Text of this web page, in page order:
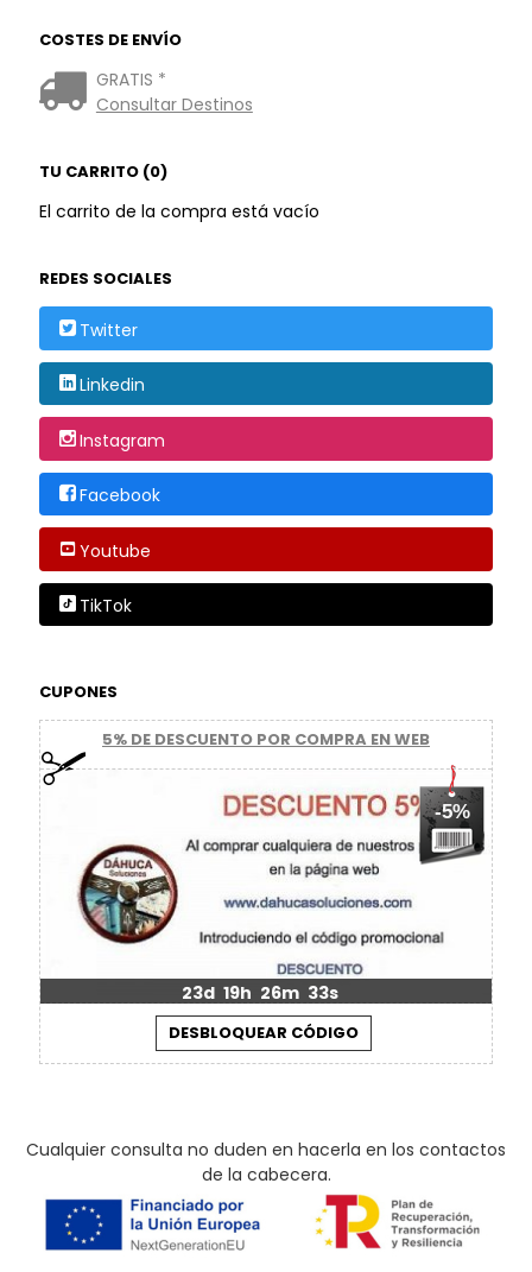
COSTES DE ENVÍO
GRATIS *
Consultar Destinos
TU CARRITO (0)
El carrito de la compra está vacío
REDES SOCIALES
Twitter
Linkedin
Instagram
Facebook
Youtube
TikTok
CUPONES
5% DE DESCUENTO POR COMPRA EN WEB
-5%
23d 19h 26m 33s
Cualquier consulta no duden en hacerla en los contactos
de la cabecera.